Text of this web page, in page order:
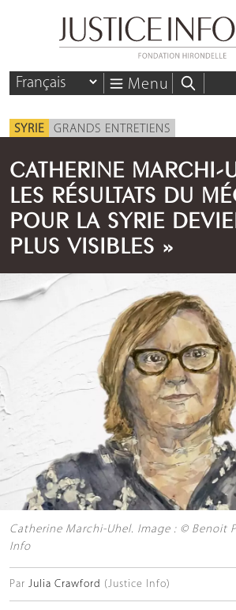
Menu
SYRIE GRANDS ENTRETIENS
CATHERINE MARCHI-
LES RÉSULTATS DU
POUR LA SYRIE
PLUS VISIBLES »
Catherine Marchi-Uhel. Image : © Benoit
Info
Par Julia Crawford (Justice Info)